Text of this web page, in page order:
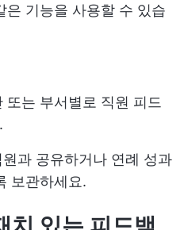
은 기능을 사용할 수 있습
는 부서별로 직원 피드
과 공유하거나 연례 성과
보관하세요.